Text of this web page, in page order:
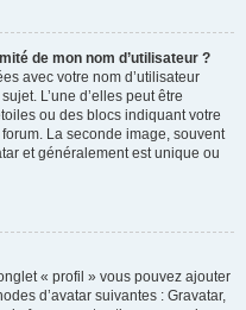
de mon nom d’utilisateur ?
avec votre nom d’utilisateur
L’une d’elles peut être
ou des blocs indiquant votre
La seconde image, souvent
et généralement est unique ou
« profil » vous pouvez ajouter
d’avatar suivantes : Gravatar,